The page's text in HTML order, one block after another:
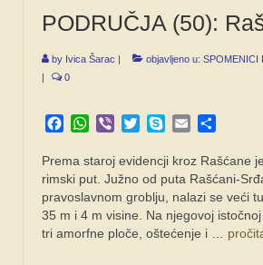
PODRUČJA (50):
by Ivica Šarac | objavljeno u: SPOMENICI
|
0
Facebook
WhatsApp
Viber TwitterSkypeEmail
Prema staroj evidencji kroz Rašćane
rimski put. Južno od puta Rašćani-
pravoslavnom groblju, nalazi se veći
35 m i 4 m visine. Na njegovoj
tri amorfne ploče, oštećenje i …